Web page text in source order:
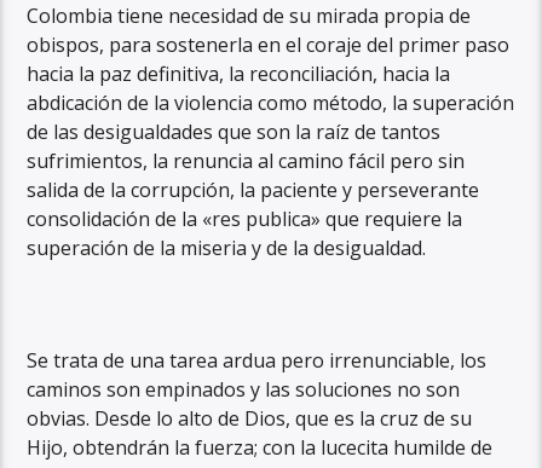
Colombia tiene necesidad de su mirada propia de
obispos, para sostenerla en el coraje del primer paso
hacia la paz definitiva, la reconciliación, hacia la
abdicación de la violencia como método, la superación
de las desigualdades que son la raíz de tantos
sufrimientos, la renuncia al camino fácil pero sin
salida de la corrupción, la paciente y perseverante
consolidación de la «res publica» que requiere la
superación de la miseria y de la desigualdad.
Se trata de una tarea ardua pero irrenunciable, los
caminos son empinados y las soluciones no son
obvias. Desde lo alto de Dios, que es la cruz de su
Hijo, obtendrán la fuerza; con la lucecita humilde de